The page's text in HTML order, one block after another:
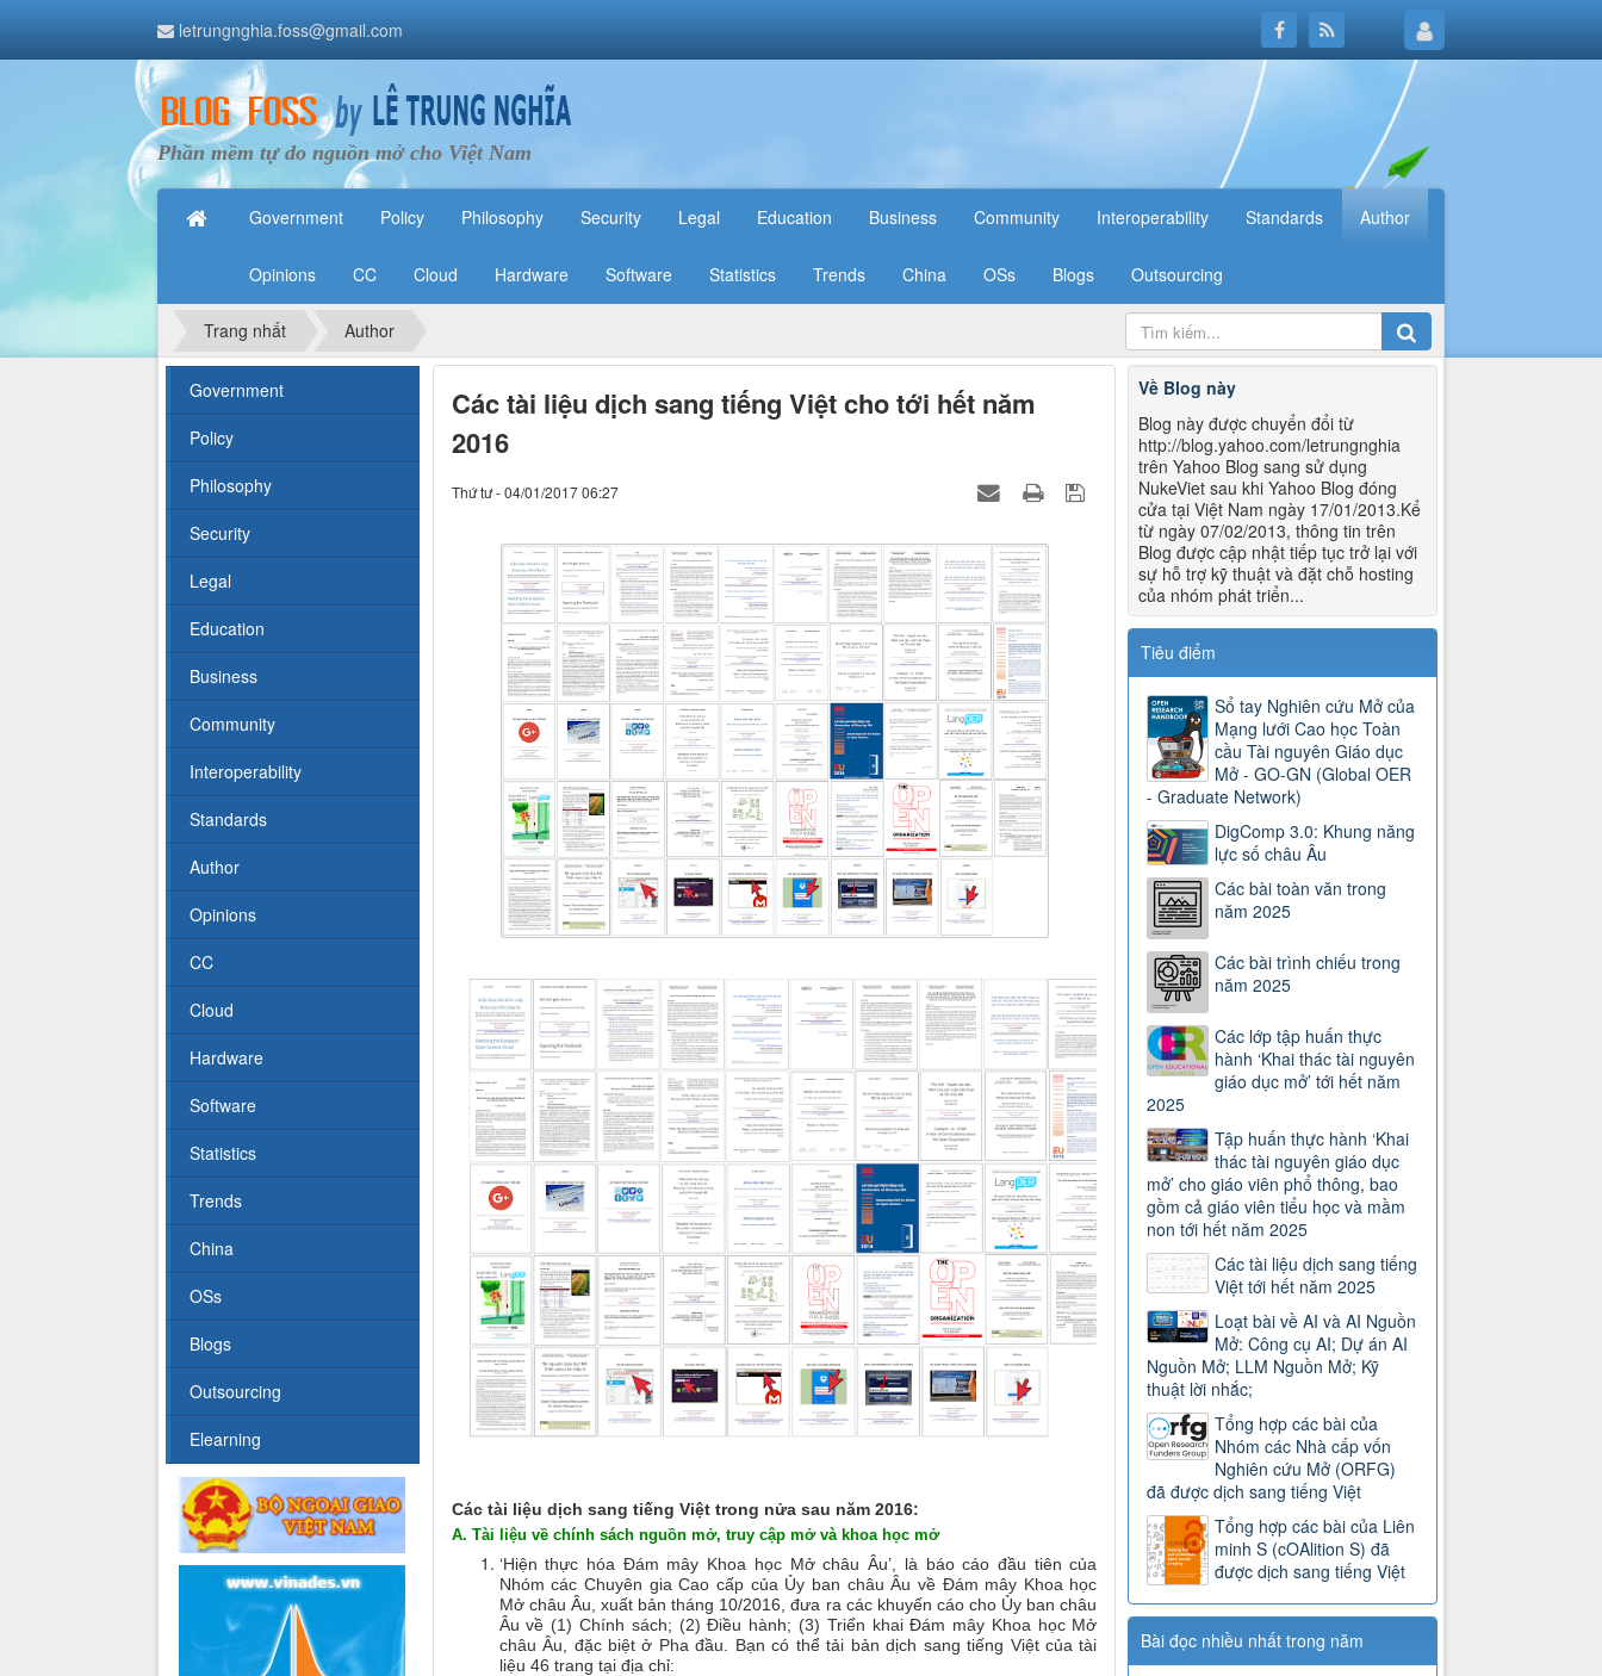
letrungnghia.foss@gmail.com
Phần mềm tự do nguồn mở cho Việt Nam
Government Policy Philosophy Security Legal Education Business Community Interoperability Standards Author
Opinions CC Cloud Hardware Software Statistics Trends China OSs Blogs Outsourcing
Trang nhất Author
Các tài liệu dịch sang tiếng Việt cho tới hết năm
2016
Thứ tư - 04/01/2017 06:27
Các tài liệu dịch sang tiếng Việt trong nửa sau năm 2016:
A. Tài liệu về chính sách nguồn mở, truy cập mở và khoa học mở
‘Hiện thực hóa Đám mây Khoa học Mở châu Âu’, là báo cáo đầu tiên của
Nhóm các Chuyên gia Cao cấp của Ủy ban châu Âu về Đám mây Khoa học
Mở châu Âu, xuất bản tháng 10/2016, đưa ra các khuyến cáo cho Ủy ban châu
Âu về (1) Chính sách; (2) Điều hành; (3) Triển khai Đám mây Khoa học Mở
châu Âu, đặc biệt ở Pha đầu. Bạn có thể tải bản dịch sang tiếng Việt của tài
liệu 46 trang tại địa chỉ:
Về Blog này
Blog này được chuyển đổi từ
http://blog.yahoo.com/letrungnghia
trên Yahoo Blog sang sử dụng
NukeViet sau khi Yahoo Blog đóng
cửa tại Việt Nam ngày 17/01/2013.Kể
từ ngày 07/02/2013, thông tin trên
Blog được cập nhật tiếp tục trở lại với
sự hỗ trợ kỹ thuật và đặt chỗ hosting
của nhóm phát triển...
Tiêu điểm
Sổ tay Nghiên cứu Mở của
Mạng lưới Cao học Toàn
cầu Tài nguyên Giáo dục
Mở - GO-GN (Global OER
- Graduate Network)
DigComp 3.0: Khung năng
lực số châu Âu
Các bài toàn văn trong
năm 2025
Các bài trình chiếu trong
năm 2025
Các lớp tập huấn thực
hành ‘Khai thác tài nguyên
giáo dục mở’ tới hết năm
2025
Tập huấn thực hành ‘Khai
thác tài nguyên giáo dục
mở’ cho giáo viên phổ thông, bao
gồm cả giáo viên tiểu học và mầm
non tới hết năm 2025
Các tài liệu dịch sang tiếng
Việt tới hết năm 2025
Loạt bài về AI và AI Nguồn
Mở: Công cụ AI; Dự án AI
Nguồn Mở; LLM Nguồn Mở; Kỹ
thuật lời nhắc;
Tổng hợp các bài của
Nhóm các Nhà cấp vốn
Nghiên cứu Mở (ORFG)
đã được dịch sang tiếng Việt
Tổng hợp các bài của Liên
minh S (cOAlition S) đã
được dịch sang tiếng Việt
Bài đọc nhiều nhất trong năm
Government
Policy
Philosophy
Security
Legal
Education
Business
Community
Interoperability
Standards
Author
Opinions
CC
Cloud
Hardware
Software
Statistics
Trends
China
OSs
Blogs
Outsourcing
Elearning